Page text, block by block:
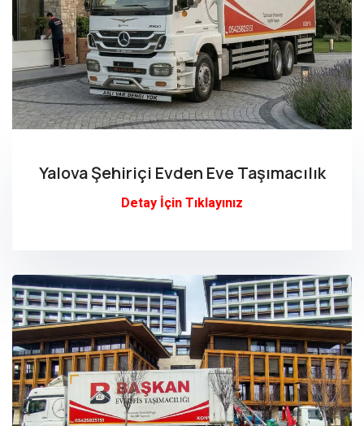
Yalova Şehiriçi Evden Eve Taşımacılık
Detay İçin Tıklayınız